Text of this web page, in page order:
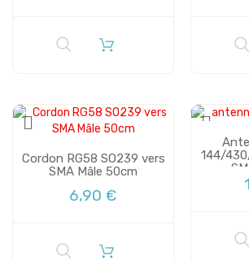
Cordon RG58 SO239 vers
SMA Mâle 50cm
6,90 €
144/